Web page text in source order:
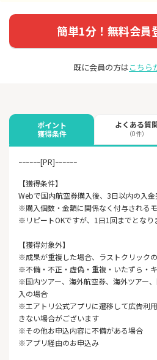
簡単1分！無料会員
既に会員の方はこちら
ポイント
獲得条件
よくある質
（0件）
ｰｰｰｰｰｰ[PR]ｰｰｰｰｰｰ
【獲得条件】
Webで国内航空券購入後、3日以内の入金
※購入個数・金額に関係なく付与される
※リピートOKですが、1日1回までとなり
【獲得対象外】
※成果が重複した場合、ラストクリックの
※不備・不正・虚偽・重複・いたずら・
※国内ツアー、海外航空券、海外ツアー
入の場合
※エアトリ公式アプリに遷移して広告利
きない場合がございます
※その他お申込内容に不備がある場合
※アプリ経由のお申込み